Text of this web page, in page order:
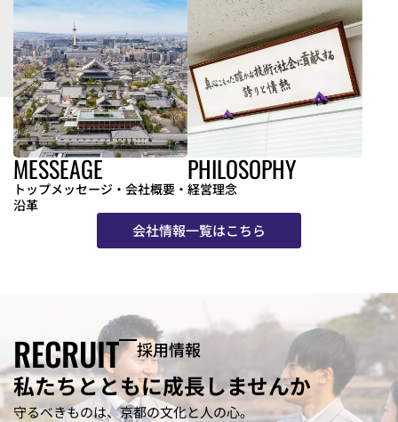
MESSEAGE
トップメッセージ・会社概要・
沿革
PHILOSOPHY
経営理念
会社情報一覧はこちら
RECRUIT 採用情報
私たちとともに成長しませんか
守るべきものは、京都の文化と人の心。